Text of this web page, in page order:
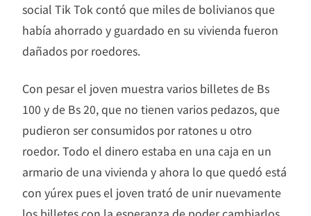
social Tik Tok contó que miles de bolivianos que
había ahorrado y guardado en su vivienda fueron
dañados por roedores.
Con pesar el joven muestra varios billetes de Bs
100 y de Bs 20, que no tienen varios pedazos, que
pudieron ser consumidos por ratones u otro
roedor. Todo el dinero estaba en una caja en un
armario de una vivienda y ahora lo que quedó está
con yúrex pues el joven trató de unir nuevamente